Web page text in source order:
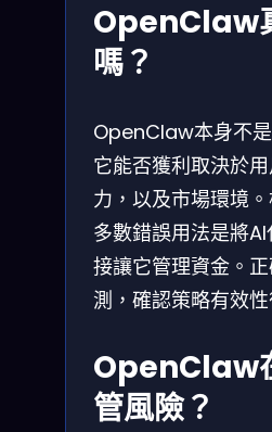
OpenClaw
嗎？
OpenClaw本身不
它能否獲利取決於
力，以及市場環境
多數錯誤用法是將
接讓它管理資金。
測，確認策略有效
OpenClaw
管風險？